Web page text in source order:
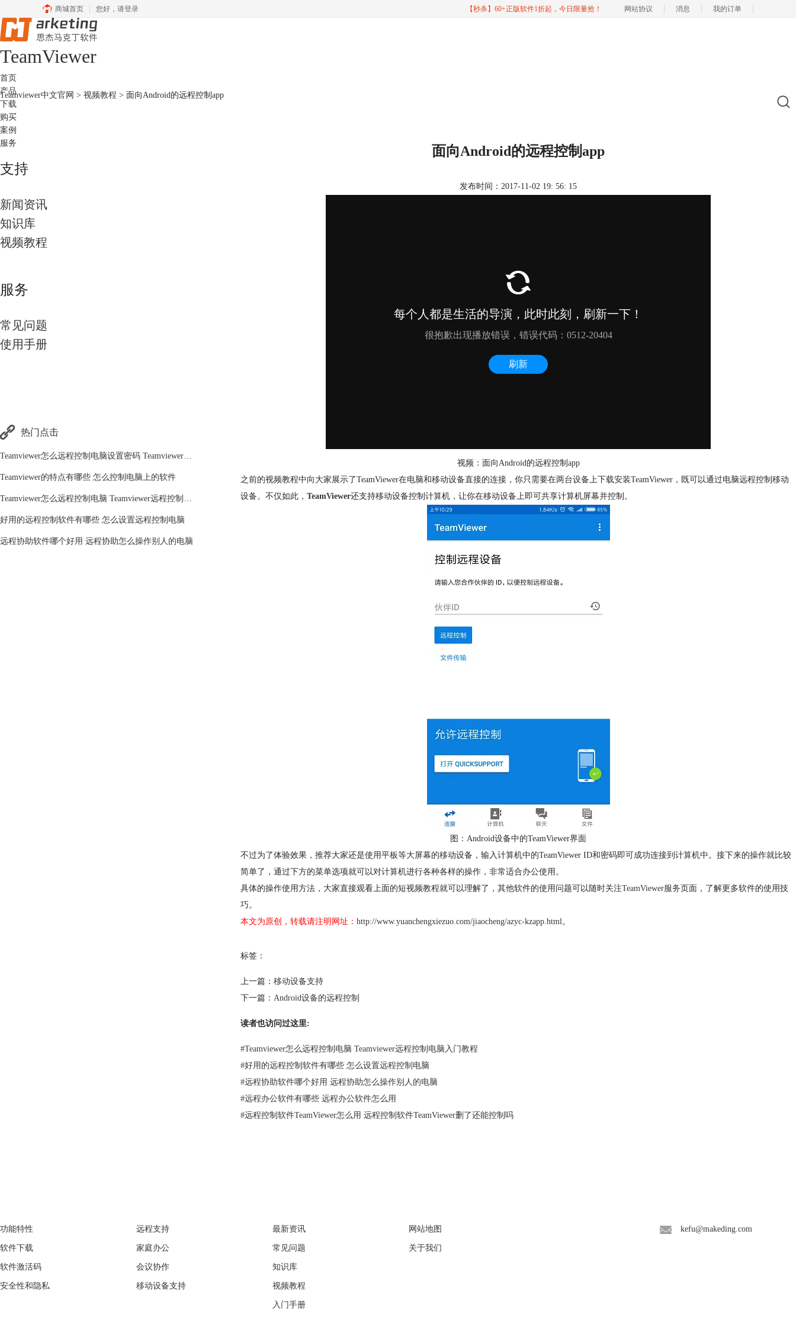
商城首页 您好， 请登录 【秒杀】60+正版软件1折起，今日限量抢！ 网站协议 消息 我的订单
TeamViewer
首页
产品
下载
购买
案例
服务
Teamviewer中文官网 > 视频教程 > 面向Android的远程控制app
支持
新闻资讯
知识库
视频教程
服务
常见问题
使用手册
热门点击
Teamviewer怎么远程控制电脑设置密码 Teamviewer新手必看操作
Teamviewer的特点有哪些 怎么控制电脑上的软件
Teamviewer怎么远程控制电脑 Teamviewer远程控制电脑入门教程
好用的远程控制软件有哪些 怎么设置远程控制电脑
远程协助软件哪个好用 远程协助怎么操作别人的电脑
面向Android的远程控制app
发布时间：2017-11-02 19: 56: 15
视频：面向Android的远程控制app
之前的视频教程中向大家展示了TeamViewer在电脑和移动设备直接的连接，你只需要在两台设备上下载安装TeamViewer，既可以通过电脑远程控制移动
设备。不仅如此， TeamViewer还支持移动设备控制计算机，让你在移动设备上即可共享计算机屏幕并控制。
图：Android设备中的TeamViewer界面
不过为了体验效果，推荐大家还是使用平板等大屏幕的移动设备，输入计算机中的TeamViewer ID和密码即可成功连接到计算机中。接下来的操作就比较
简单了，通过下方的菜单选项就可以对计算机进行各种各样的操作，非常适合办公使用。
具体的操作使用方法，大家直接观看上面的短视频教程就可以理解了，其他软件的使用问题可以随时关注TeamViewer服务页面，了解更多软件的使用技
巧。
本文为原创，转载请注明网址： http://www.yuanchengxiezuo.com/jiaocheng/azyc-kzapp.html。
标签：
上一篇： 移动设备支持
下一篇： Android设备的远程控制
读者也访问过这里:
#Teamviewer怎么远程控制电脑 Teamviewer远程控制电脑入门教程
#好用的远程控制软件有哪些 怎么设置远程控制电脑
#远程协助软件哪个好用 远程协助怎么操作别人的电脑
#远程办公软件有哪些 远程办公软件怎么用
#远程控制软件TeamViewer怎么用 远程控制软件TeamViewer删了还能控制吗
功能特性
软件下载
软件激活码
安全性和隐私
远程支持
家庭办公
会议协作
移动设备支持
最新资讯
常见问题
知识库
视频教程
入门手册
网站地图
关于我们
kefu@makeding.com